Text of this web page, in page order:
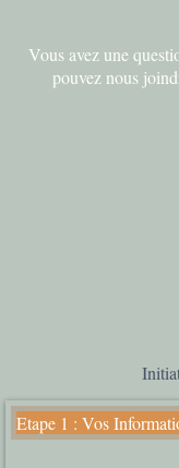
Vous avez une
pouvez nous
Etape 1 : Vos